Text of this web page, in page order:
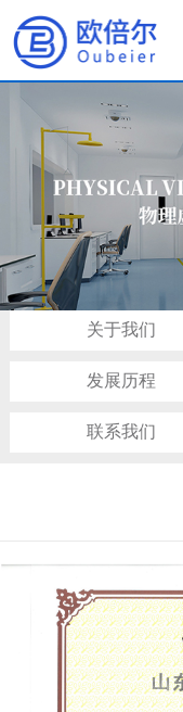
关于我们
发展历程
联系我们